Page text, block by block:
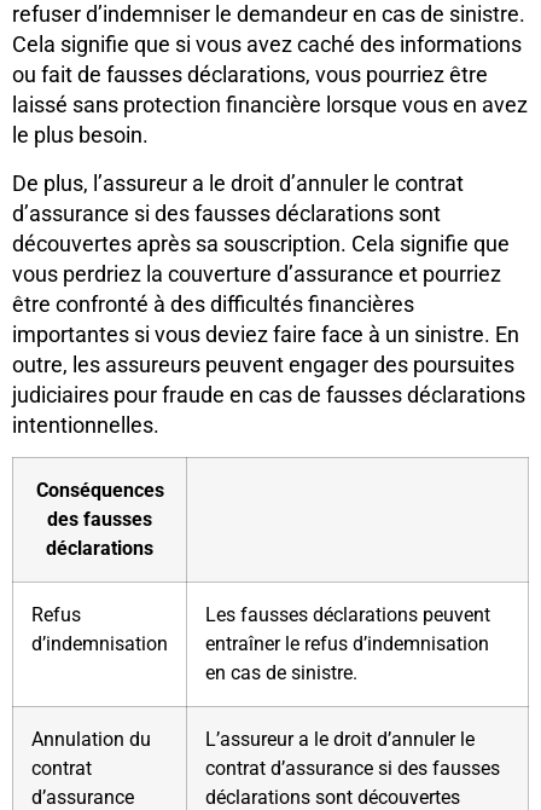
refuser d’indemniser le demandeur en cas de sinistre.
Cela signifie que si vous avez caché des informations
ou fait de fausses déclarations, vous pourriez être
laissé sans protection financière lorsque vous en avez
le plus besoin.
De plus, l’assureur a le droit d’annuler le contrat
d’assurance si des fausses déclarations sont
découvertes après sa souscription. Cela signifie que
vous perdriez la couverture d’assurance et pourriez
être confronté à des difficultés financières
importantes si vous deviez faire face à un sinistre. En
outre, les assureurs peuvent engager des poursuites
judiciaires pour fraude en cas de fausses déclarations
intentionnelles.
Conséquences
des fausses
déclarations
Refus
d’indemnisation
Les fausses déclarations peuvent
entraîner le refus d’indemnisation
en cas de sinistre.
Annulation du
contrat
d’assurance
L’assureur a le droit d’annuler le
contrat d’assurance si des fausses
déclarations sont découvertes